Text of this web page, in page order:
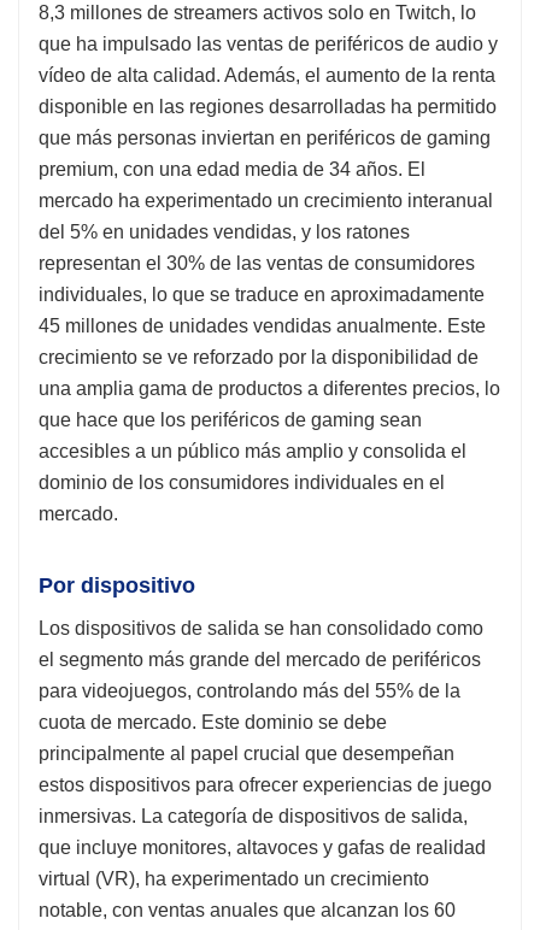
8,3 millones de streamers activos solo en Twitch, lo
que ha impulsado las ventas de periféricos de audio y
vídeo de alta calidad. Además, el aumento de la renta
disponible en las regiones desarrolladas ha permitido
que más personas inviertan en periféricos de gaming
premium, con una edad media de 34 años. El
mercado ha experimentado un crecimiento interanual
del 5% en unidades vendidas, y los ratones
representan el 30% de las ventas de consumidores
individuales, lo que se traduce en aproximadamente
45 millones de unidades vendidas anualmente. Este
crecimiento se ve reforzado por la disponibilidad de
una amplia gama de productos a diferentes precios, lo
que hace que los periféricos de gaming sean
accesibles a un público más amplio y consolida el
dominio de los consumidores individuales en el
mercado.
Por dispositivo
Los dispositivos de salida se han consolidado como
el segmento más grande del mercado de periféricos
para videojuegos, controlando más del 55% de la
cuota de mercado. Este dominio se debe
principalmente al papel crucial que desempeñan
estos dispositivos para ofrecer experiencias de juego
inmersivas. La categoría de dispositivos de salida,
que incluye monitores, altavoces y gafas de realidad
virtual (VR), ha experimentado un crecimiento
notable, con ventas anuales que alcanzan los 60